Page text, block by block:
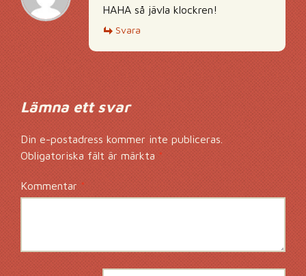
HAHA så jävla klockren!
Svara
Lämna ett svar
Din e-postadress kommer inte publiceras.
Obligatoriska fält är märkta *
Kommentar*